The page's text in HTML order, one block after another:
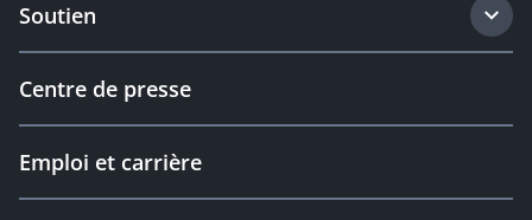
Soutien
Centre de presse
Emploi et carrière